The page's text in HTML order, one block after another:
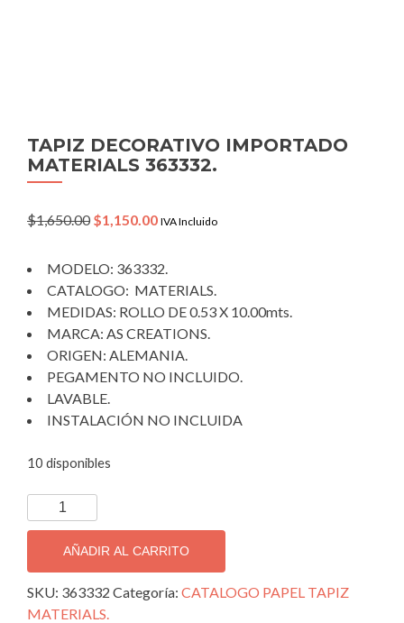
TAPIZ DECORATIVO IMPORTADO
MATERIALS 363332.
$1,650.00 Original
$1,650.00.
$1,150.00Current
$1,150.00.
IVA Incluido
MODELO: 363332.
CATALOGO: MATERIALS.
MEDIDAS: ROLLO DE 0.53 X 10.00mts.
MARCA: AS CREATIONS.
ORIGEN: ALEMANIA.
PEGAMENTO NO INCLUIDO.
LAVABLE.
INSTALACIÓN NO INCLUIDA
10 disponibles
TAPIZ
DECORATIVO
IMPORTADO
MATERIALS
363332.
cantidad
AÑADIR AL CARRITO
SKU: 363332 Categoría: CATALOGO PAPEL TAPIZ
MATERIALS.